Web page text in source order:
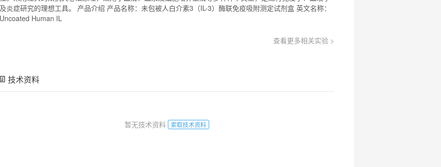
及炎症研究的理想工具。 产品介绍 产品名称：未包被人白介素3（IL-3） 酶联免疫吸附测定试剂盒 英文名称：
Uncoated Human IL
查看更多相关实验 >
技术资料
暂无技术资料 索取技术资料